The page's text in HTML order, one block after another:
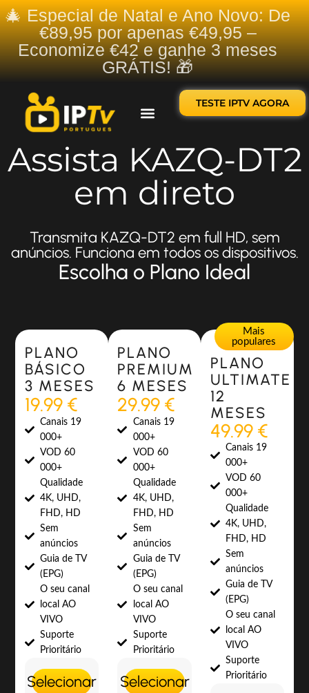
🎄 Especial de Natal e Ano Novo: De
€89,95 por apenas €49,95 –
Economize €42 e ganhe 3 meses
GRÁTIS! 🎁
TESTE IPTV AGORA
Assista KAZQ-DT2
em direto
Transmita KAZQ-DT2 em full HD, sem
anúncios. Funciona em todos os dispositivos.
Escolha o Plano Ideal
Most Popular
PLANO
BÁSICO
3 MESES
19.99 €
Canais 19
000+
VOD 60
000+
Qualidade
4K, UHD,
FHD, HD
Sem
anúncios
Guia de TV
(EPG)
O seu canal
local AO
VIVO
Suporte
Prioritário
Selecionar
Most Popular
PLANO
PREMIUM
6 MESES
29.99 €
Canais 19
000+
VOD 60
000+
Qualidade
4K, UHD,
FHD, HD
Sem
anúncios
Guia de TV
(EPG)
O seu canal
local AO
VIVO
Suporte
Prioritário
Selecionar
Mais
populares
PLANO
ULTIMATE
12
MESES
49.99 €
Canais 19
000+
VOD 60
000+
Qualidade
4K, UHD,
FHD, HD
Sem
anúncios
Guia de TV
(EPG)
O seu canal
local AO
VIVO
Suporte
Prioritário